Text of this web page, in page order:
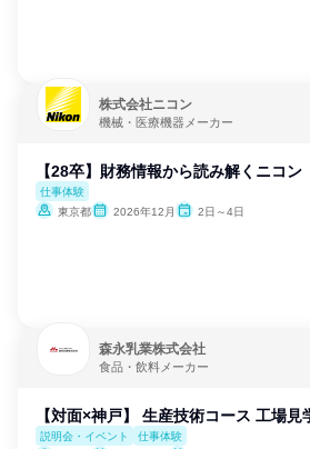
株式会社ニコン
機械・医療機器メーカー
【28卒】財務情報から読み解くニコン
仕事体験
東京都
2026年12月 2日～4日
森永乳業株式会社
食品・飲料メーカー
【対面×神戸】 生産技術コース 工場見
説明会・イベント
仕事体験